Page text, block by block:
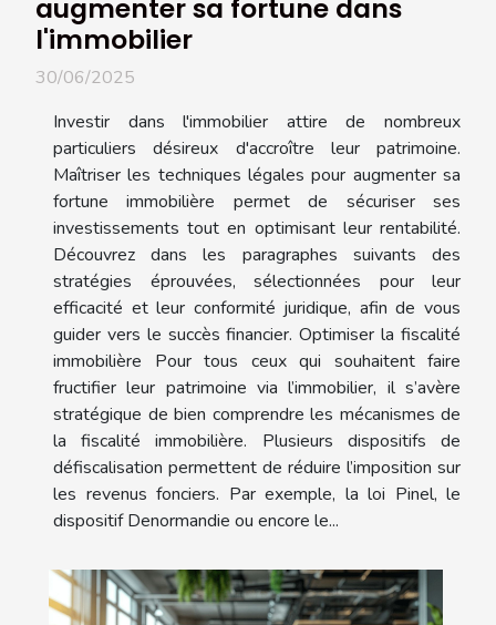
augmenter sa fortune dans
l'immobilier
30/06/2025
Investir dans l'immobilier attire de nombreux
particuliers désireux d'accroître leur patrimoine.
Maîtriser les techniques légales pour augmenter sa
fortune immobilière permet de sécuriser ses
investissements tout en optimisant leur rentabilité.
Découvrez dans les paragraphes suivants des
stratégies éprouvées, sélectionnées pour leur
efficacité et leur conformité juridique, afin de vous
guider vers le succès financier. Optimiser la fiscalité
immobilière Pour tous ceux qui souhaitent faire
fructifier leur patrimoine via l’immobilier, il s’avère
stratégique de bien comprendre les mécanismes de
la fiscalité immobilière. Plusieurs dispositifs de
défiscalisation permettent de réduire l’imposition sur
les revenus fonciers. Par exemple, la loi Pinel, le
dispositif Denormandie ou encore le...